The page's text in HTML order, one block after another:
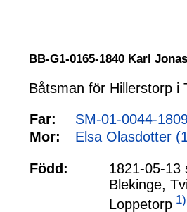
BB-G1-0165-1840 Karl
Båtsman för Hillerstorp i
Far:
SM-01-0044-
Mor:
Elsa Olasdotter
Född:
1821-05-13
Blekinge,
Loppetorp 1)